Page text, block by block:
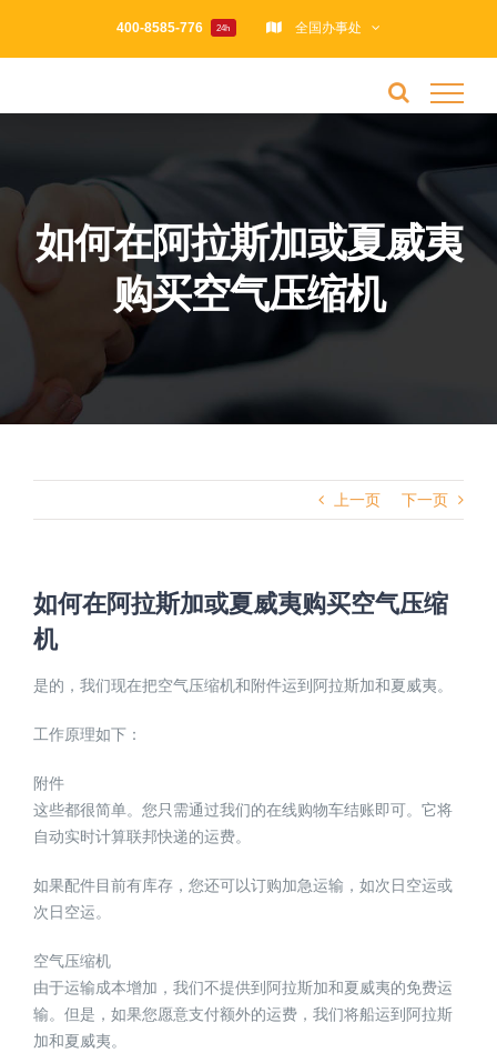
400-8585-776 24h 全国办事处
如何在阿拉斯加或夏威夷
购买空气压缩机
上一页 下一页
如何在阿拉斯加或夏威夷购买空气压缩
机
是的，我们现在把空气压缩机和附件运到阿拉斯加和夏威夷。
工作原理如下：
附件
这些都很简单。您只需通过我们的在线购物车结账即可。它将
自动实时计算联邦快递的运费。
如果配件目前有库存，您还可以订购加急运输，如次日空运或
次日空运。
空气压缩机
由于运输成本增加，我们不提供到阿拉斯加和夏威夷的免费运
输。但是，如果您愿意支付额外的运费，我们将船运到阿拉斯
加和夏威夷。